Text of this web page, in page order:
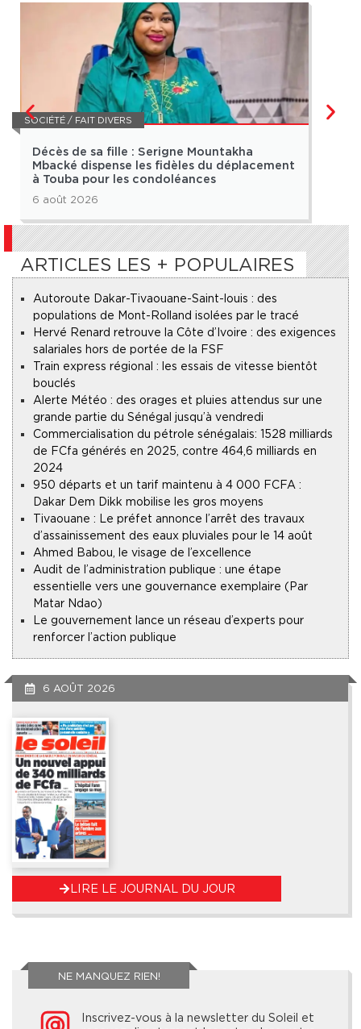
SOCIÉTÉ / FAIT DIVERS
Décès de sa fille : Serigne Mountakha
Mbacké dispense les fidèles du déplacement
à Touba pour les condoléances
6 août 2026
ARTICLES LES + POPULAIRES
Autoroute Dakar-Tivaouane-Saint-louis : des
populations de Mont-Rolland isolées par le tracé
Hervé Renard retrouve la Côte d’Ivoire : des exigences
salariales hors de portée de la FSF
Train express régional : les essais de vitesse bientôt
bouclés
Alerte Météo : des orages et pluies attendus sur une
grande partie du Sénégal jusqu’à vendredi
Commercialisation du pétrole sénégalais : 1528 milliards
de FCfa générés en 2025, contre 464,6 milliards en
2024
950 départs et un tarif maintenu à 4 000 FCFA :
Dakar Dem Dikk mobilise les gros moyens
Tivaouane : Le préfet annonce l’arrêt des travaux
d’assainissement des eaux pluviales pour le 14 août
Ahmed Babou, le visage de l’excellence
Audit de l’administration publique : une étape
essentielle vers une gouvernance exemplaire (Par
Matar Ndao)
Le gouvernement lance un réseau d’experts pour
renforcer l’action publique
6 AOÛT 2026
LIRE LE JOURNAL DU JOUR
NE MANQUEZ RIEN!
Inscrivez-vous à la newsletter du Soleil et